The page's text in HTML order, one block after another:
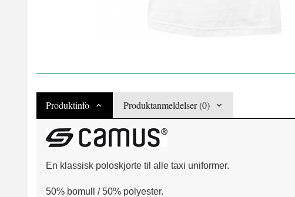
Produktinfo Produktanmeldelser (0)
En klassisk poloskjorte til alle taxi uniformer.
50% bomull / 50% polyester.